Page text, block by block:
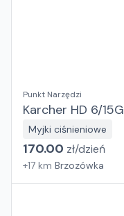
Punkt Narzędzi
Karcher HD 6/15G
Myjki ciśnieniowe
170.00 zł/dzień
+17 km Brzozówka